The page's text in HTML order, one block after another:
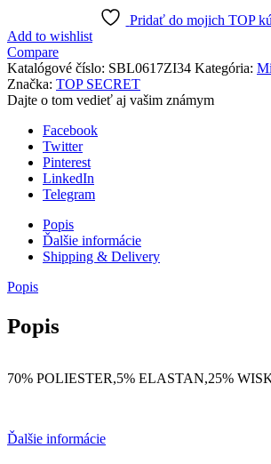
Pridať do mojich TOP
Add to wishlist
Compare
Katalógové číslo: SBL0617ZI34 Kategória:
Značka: TOP SECRET
Dajte o tom vedieť aj vašim známym
Facebook
Twitter
Pinterest
LinkedIn
Telegram
Popis
Ďalšie informácie
Shipping & Delivery
Popis
Popis
70% POLIESTER,5% ELASTAN,25%
Ďalšie informácie